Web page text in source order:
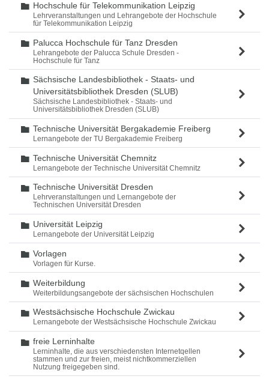
Ordner
Hochschule für Telekommunikation Leipzig
Lehrveranstaltungen und Lehrangebote der Hochschule
für Telekommunikation Leipzig
Ordner
Palucca Hochschule für Tanz Dresden
Lehrangebote der Palucca Schule Dresden -
Hochschule für Tanz
Ordner
Sächsische Landesbibliothek - Staats- und
Universitätsbibliothek Dresden (SLUB)
Sächsische Landesbibliothek - Staats- und
Universitätsbibliothek Dresden (SLUB)
Ordner
Technische Universität Bergakademie Freiberg
Lernangebote der TU Bergakademie Freiberg
Ordner
Technische Universität Chemnitz
Lernangebote der Technische Universität Chemnitz
Ordner
Technische Universität Dresden
Lehrveranstaltungen und Lernangebote der
Technischen Universität Dresden
Ordner
Universität Leipzig
Lernangebote der Universität Leipzig
Ordner
Vorlagen
Vorlagen für Kurse.
Ordner
Weiterbildung
Weiterbildungsangebote der sächsischen Hochschulen
Ordner
Westsächsische Hochschule Zwickau
Lernangebote der Westsächsische Hochschule Zwickau
Ordner
freie Lerninhalte
Lerninhalte, die aus verschiedensten Internetqellen
stammen und zur freien, meist nichtkommerziellen
Nutzung freigegeben sind.